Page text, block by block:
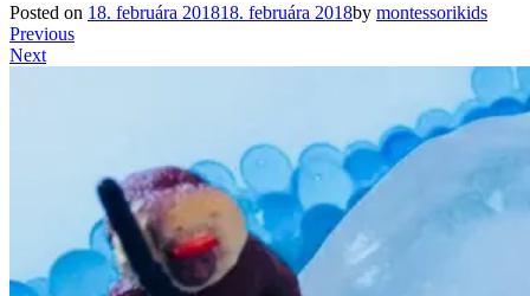
Posted on 18. februára 201818. februára 2018by montessorikids
Previous
Next